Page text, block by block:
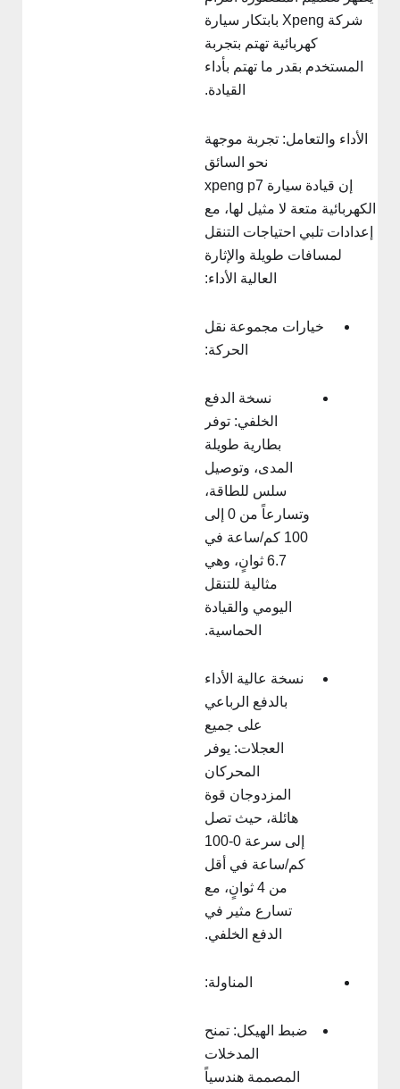
شركة Xpeng بابتكار سيارة
كهربائية تهتم بتجربة
المستخدم بقدر ما تهتم بأداء
القيادة.
الأداء والتعامل: تجربة موجهة
نحو السائق
إن قيادة سيارة xpeng p7
متعة لا مثيل لها، مع
إعدادات تلبي احتياجات التنقل
لمسافات طويلة والإثارة
العالية الأداء:
خيارات مجموعة نقل
الحركة:
نسخة الدفع
الخلفي: توفر
بطارية طويلة
المدى، وتوصيل
سلس للطاقة،
وتسارعاً من 0 إلى
100 كم/ساعة في
6.7 ثوانٍ، وهي
مثالية للتنقل
اليومي والقيادة
الحماسية.
نسخة عالية الأداء
بالدفع الرباعي
على جميع
العجلات: يوفر
المحركان
المزدوجان قوة
هائلة، حيث تصل
إلى سرعة 0-100
كم/ساعة في أقل
من 4 ثوانٍ، مع
تسارع مثير في
الدفع الخلفي.
المناولة:
ضبط الهيكل: تمنح
المدخلات
المصممة هندسياً